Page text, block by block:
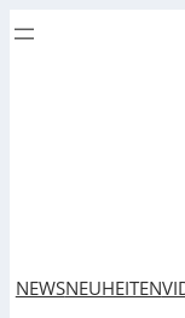
NEWSNEUHEITEN